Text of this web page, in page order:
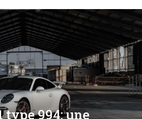
type 994: une